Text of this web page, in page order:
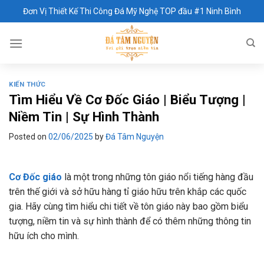
to
Đơn Vị Thiết Kế Thi Công Đá Mỹ Nghệ TOP đầu #1 Ninh Bình
KIẾN THỨC
Tìm Hiểu Về Cơ Đốc Giáo | Biểu Tượng |
Niềm Tin | Sự Hình Thành
Posted on 02/06/2025 byĐá Tâm Nguyện
Cơ Đốc giáo là một trong những tôn giáo nổi tiếng hàng đầu
trên thế giới và sở hữu hàng tỉ giáo hữu trên khắp các quốc
gia. Hãy cùng tìm hiểu chi tiết về tôn giáo này bao gồm biểu
tượng, niềm tin và sự hình thành để có thêm những thông tin
hữu ích cho mình.